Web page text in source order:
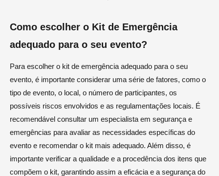
Como escolher o Kit de Emergência
adequado para o seu evento?
Para escolher o kit de emergência adequado para o seu
evento, é importante considerar uma série de fatores, como o
tipo de evento, o local, o número de participantes, os
possíveis riscos envolvidos e as regulamentações locais. É
recomendável consultar um especialista em segurança e
emergências para avaliar as necessidades específicas do
evento e recomendar o kit mais adequado. Além disso, é
importante verificar a qualidade e a procedência dos itens que
compõem o kit, garantindo assim a eficácia e a segurança do